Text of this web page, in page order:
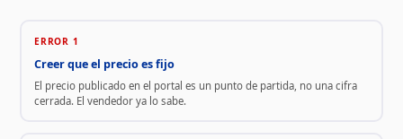
ERROR 1
Creer que el precio es fijo
El precio publicado en el portal es un punto de partida, no una cifra
cerrada. El vendedor ya lo sabe.